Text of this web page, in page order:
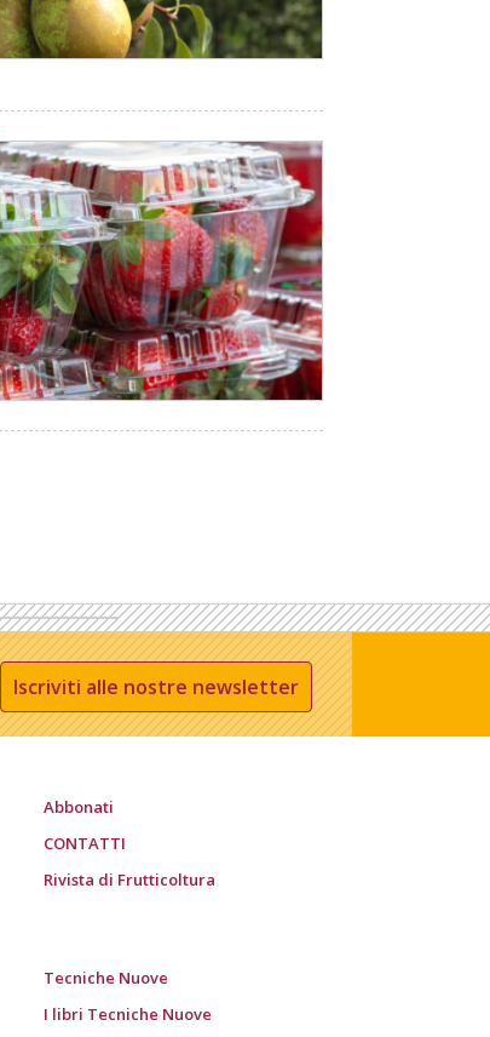
Iscriviti alle nostre newsletter
Abbonati
CONTATTI
Rivista di Frutticoltura
Tecniche Nuove
I libri Tecniche Nuove